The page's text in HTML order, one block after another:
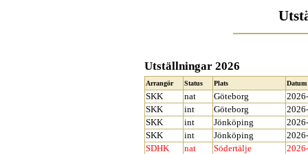
Utställningar 2026
Arrangör Status Plats Datum
SKK nat Göteborg
SKK
int Göteborg
SKK
int Jönköping
SKK
int Jönköping
SDHK
nat Södertälje